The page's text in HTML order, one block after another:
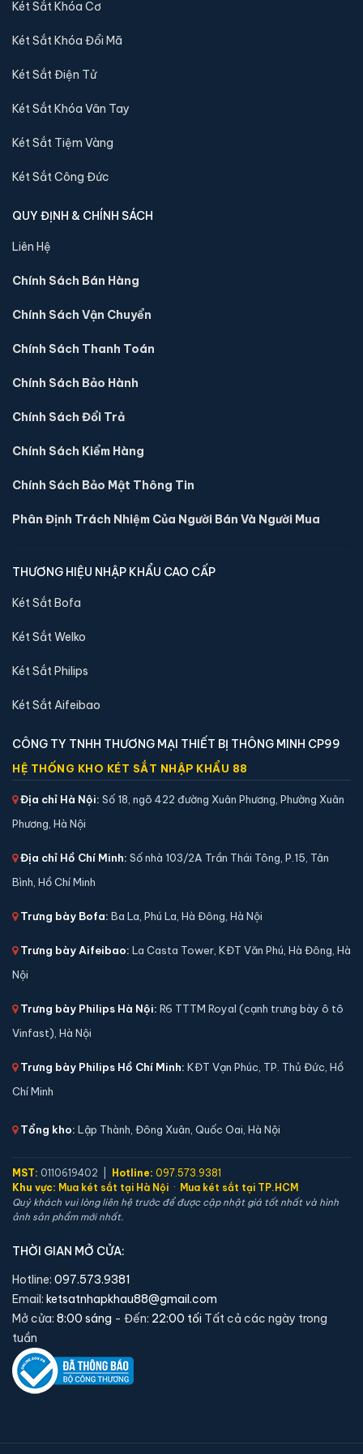
thể qua xem trực tiếp, trường hợp không có két sắt
tới quý khách
Sản phẩm cùng dòng Két sắt Việt Tiệp
để tiện so sánh kích thước, công nghệ khoá và mức giá trước
📐 Kích thước:50 x 38 x 40 cm
⚖️ Trọng lượng:50 kg
🛡️ Bảo hành:36 tháng
Xem chi tiết →
📐 Kích thước:50 x 38 x 40 cm
⚖️ Trọng lượng:
🔒 Khoá: Khóa vân tay điện tử
4,590,000 đ
Két sắt việt tiệp BO56FE Luxury màu xanh
⚖️ Trọng lượng:
60 kg
🔒 Khoá:Khóa vân tay điện tử
🛡️ Bảo hành:
4,690,000 đ
Xem chi tiết →
Két Sắt Khóa Cơ
Két Sắt Khóa Đổi Mã
Két Sắt Điện Tử
Két Sắt Khóa Vân Tay
Két Sắt Tiệm Vàng
Két Sắt Công Đức
QUY ĐỊNH & CHÍNH SÁCH
Liên Hệ
Chính Sách Bán Hàng
Chính Sách Vận Chuyển
Chính Sách Thanh Toán
Chính Sách Bảo Hành
Chính Sách Đổi Trả
Chính Sách Kiểm Hàng
Chính Sách Bảo Mật Thông Tin
Phân Định Trách Nhiệm Của Người Bán Và Người Mua
THƯƠNG HIỆU NHẬP KHẨU CAO CẤP
Két Sắt Bofa
Két Sắt Welko
Két Sắt Philips
Két Sắt Aifeibao
CÔNG TY TNHH THƯƠNG MẠI THIẾT BỊ THÔNG MINH CP99
HỆ THỐNG KHO KÉT SẮT NHẬP KHẨU 88
Địa chỉ Hà Nội: Số 18, ngõ 422 đường Xuân Phương, Phường Xuân
Phương, Hà Nội
Địa chỉ Hồ Chí Minh: Số nhà 103/2A Trần Thái Tông, P.15, Tân
Bình, Hồ Chí Minh
Trưng bày Bofa: Ba La, Phú La, Hà Đông, Hà Nội
Trưng bày Aifeibao: La Casta Tower, KĐT Văn Phú, Hà Đông, Hà
Nội
Trưng bày Philips Hà Nội: R6 TTTM Royal (cạnh trưng bày ô tô
Vinfast), Hà Nội
Trưng bày Philips Hồ Chí Minh: KĐT Vạn Phúc, TP. Thủ Đức, Hồ
Chí Minh
Tổng kho: Lập Thành, Đông Xuân, Quốc Oai, Hà Nội
MST: 0110619402 | Hotline: 097.573.9381
Khu vực: Mua két sắt tại Hà Nội · Mua két sắt tại TP.HCM
Quý khách vui lòng liên hệ trước để được cập nhật giá tốt nhất và hình
ảnh sản phẩm mới nhất.
THỜI GIAN MỞ CỬA:
Hotline: 097.573.9381
Email: ketsatnhapkhau88@gmail.com
Mở cửa: 8:00 sáng - Đến: 22:00 tối Tất cả các ngày trong
tuần